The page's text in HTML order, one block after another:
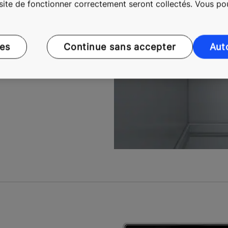
par les codes de
par les codes de
de fonctionner correctement seront collectés. Vous
Continue sans accepter